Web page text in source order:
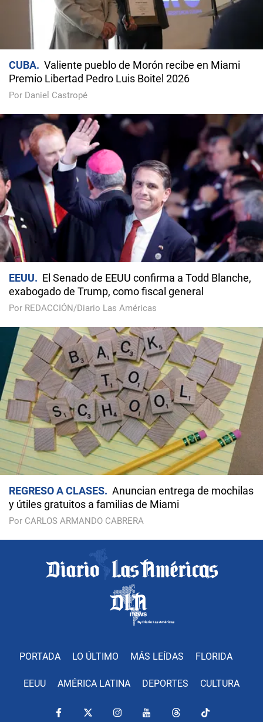
CUBA
Valiente pueblo de Morón recibe en Miami
Premio Libertad Pedro Luis Boitel 2026
Por Daniel Castropé
EEUU
El Senado de EEUU confirma a Todd Blanche,
exabogado de Trump, como fiscal general
Por REDACCIÓN/Diario Las Américas
REGRESO A CLASES
Anuncian entrega de mochilas
y útiles gratuitos a familias de Miami
Por CARLOS ARMANDO CABRERA
PORTADA LO ÚLTIMO MÁS LEÍDAS FLORIDA
EEUU AMÉRICA LATINA DEPORTES CULTURA